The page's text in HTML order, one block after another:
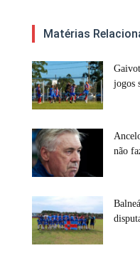
Matérias
jogos
não